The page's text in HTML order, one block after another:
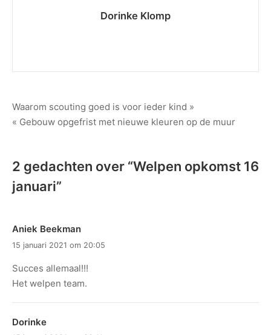
Dorinke Klomp
Bericht
navigatie
Waarom scouting goed is voor ieder kind »
« Gebouw opgefrist met nieuwe kleuren op de muur
2 gedachten over “Welpen opkomst 16
januari”
Aniek Beekman
15 januari 2021 om 20:05
Succes allemaal!!!
Het welpen team.
Dorinke